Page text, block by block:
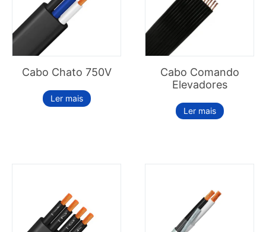
Cabo Chato 750V
Ler mais
Cabo Comando
Elevadores
Ler mais